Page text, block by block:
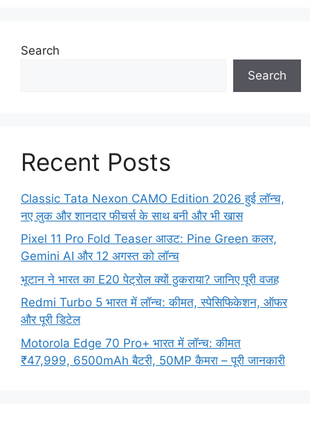
Search
Search
Recent Posts
Classic Tata Nexon CAMO Edition 2026 हुई लॉन्च,
नए लुक और शानदार फीचर्स के साथ बनी और भी खास
Pixel 11 Pro Fold Teaser आउट: Pine Green कलर,
Gemini AI और 12 अगस्त को लॉन्च
भूटान ने भारत का E20 पेट्रोल क्यों ठुकराया? जानिए पूरी वजह
Redmi Turbo 5 भारत में लॉन्च: कीमत, स्पेसिफिकेशन, ऑफर
और पूरी डिटेल
Motorola Edge 70 Pro+ भारत में लॉन्च: कीमत
₹47,999, 6500mAh बैटरी, 50MP कैमरा – पूरी जानकारी